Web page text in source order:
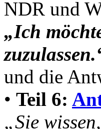
NDR und
„Ich
und die
• Teil 6:
„Sie